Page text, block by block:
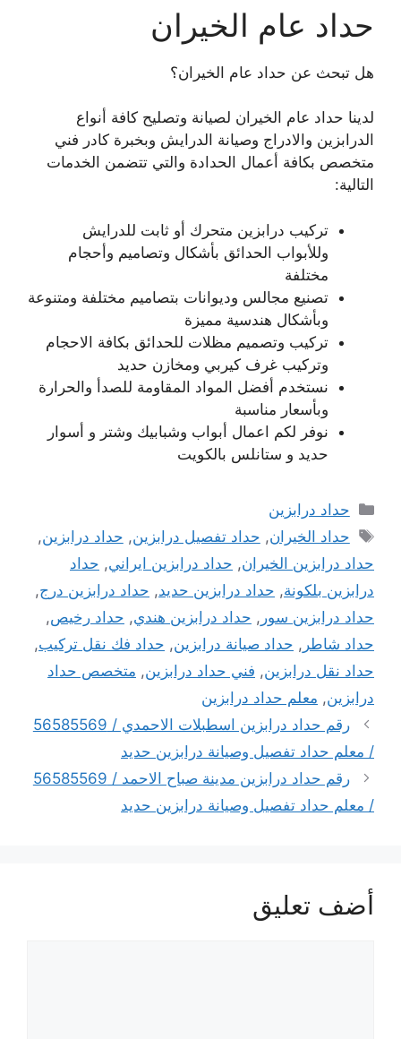
حداد عام الخيران
هل تبحث عن حداد عام الخيران؟
لدينا حداد عام الخيران لصيانة وتصليح كافة أنواع
الدرابزين والادراج وصيانة الدرايش وبخبرة كادر فني
متخصص بكافة أعمال الحدادة والتي تتضمن الخدمات
التالية:
تركيب درابزين متحرك أو ثابت للدرايش
وللأبواب الحدائق بأشكال وتصاميم وأحجام
مختلفة
تصنيع مجالس وديوانات بتصاميم مختلفة ومتنوعة
وبأشكال هندسية مميزة
تركيب وتصميم مظلات للحدائق بكافة الاحجام
وتركيب غرف كيربي ومخازن حديد
نستخدم أفضل المواد المقاومة للصدأ والحرارة
وبأسعار مناسبة
نوفر لكم اعمال أبواب وشبابيك وشتر و أسوار
حديد و ستانلس بالكويت
التصنيفات
حداد درابزين
الوسوم
حداد الخيران, حداد تفصيل درابزين, حداد درابزين,
حداد درابزين الخيران, حداد درابزين ايراني, حداد
درابزين بلكونة, حداد درابزين حديد, حداد درابزين درج,
حداد درابزين سور , حداد درابزين هندي, حداد رخيص,
حداد شاطر , حداد صيانة درابزين, حداد فك نقل تركيب,
حداد نقل درابزين, فني حداد درابزين, متخصص حداد
درابزين, معلم حداد درابزين
رقم حداد درابزين اسطبلات الاحمدي / 56585569
/ معلم حداد تفصيل وصيانة درابزين حديد
رقم حداد درابزين مدينة صباح الاحمد / 56585569
/ معلم حداد تفصيل وصيانة درابزين حديد
أضف تعليق